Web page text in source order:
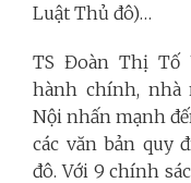
Luật Thủ đô)…
TS Đoàn Thị Tố
hành chính, nhà
Nội nhấn mạnh
các văn bản quy
đô. Với 9 chính